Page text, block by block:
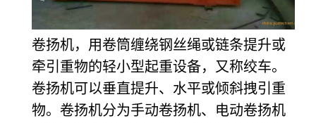
卷扬机，用卷筒缠绕钢丝绳或链条提升或
牵引重物的轻小型起重设备，又称绞车。
卷扬机可以垂直提升、水平或倾斜拽引重
物。卷扬机分为手动卷扬机、电动卷扬机